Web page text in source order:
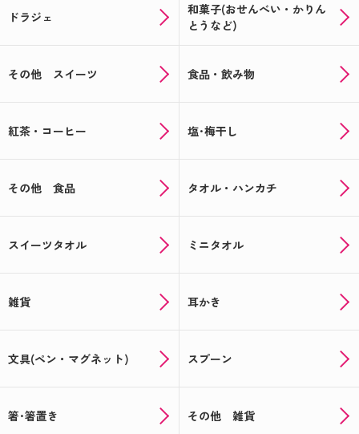
ドラジェ
和菓子(おせんべい・かりん
とうなど)
その他 スイーツ 食品・飲み物
紅茶・コーヒー 塩･梅干し
その他 食品 タオル・ハンカチ
スイーツタオル ミニタオル
雑貨 耳かき
文具(ペン・マグネット) スプーン
箸･箸置き その他 雑貨